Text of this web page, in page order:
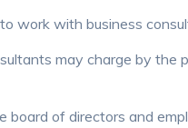
work with business
may charge by the
board of directors and